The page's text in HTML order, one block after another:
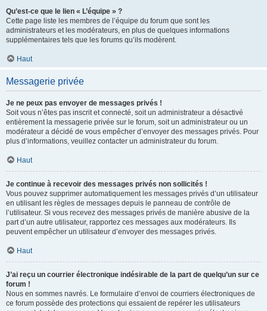
Qu’est-ce que le lien « L’équipe » ?
Cette page liste les membres de l’équipe du forum que sont les
administrateurs et les modérateurs, en plus de quelques informations
supplémentaires tels que les forums qu’ils modèrent.
Haut
Messagerie privée
Je ne peux pas envoyer de messages privés !
Soit vous n’êtes pas inscrit et connecté, soit un administrateur a désactivé
entièrement la messagerie privée sur le forum, soit un administrateur ou un
modérateur a décidé de vous empêcher d’envoyer des messages privés. Pour
plus d’informations, veuillez contacter un administrateur du forum.
Haut
Je continue à recevoir des messages privés non sollicités !
Vous pouvez supprimer automatiquement les messages privés d’un utilisateur
en utilisant les règles de messages depuis le panneau de contrôle de
l’utilisateur. Si vous recevez des messages privés de manière abusive de la
part d’un autre utilisateur, rapportez ces messages aux modérateurs. Ils
peuvent empêcher un utilisateur d’envoyer des messages privés.
Haut
J’ai reçu un courrier électronique indésirable de la part de quelqu’un sur ce
forum !
Nous en sommes navrés. Le formulaire d’envoi de courriers électroniques de
ce forum possède des protections qui essaient de repérer les utilisateurs